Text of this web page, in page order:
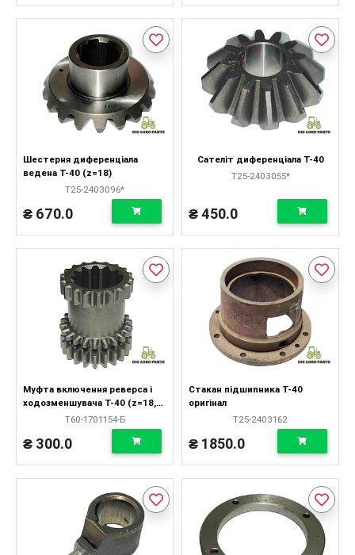
Шестерня диференціала
ведена Т-40 (z=18)
Т25-2403096*
₴ 670.0
Сателіт диференціала Т-40
Т25-2403055*
₴ 450.0
Муфта включення реверса і
ходозменшувача Т-40 (z=18,
z=22, m=2,5)Т60-1701154-Б
₴ 300.0
Стакан підшипника Т-40
оригінал
Т25-2403162
₴ 1850.0